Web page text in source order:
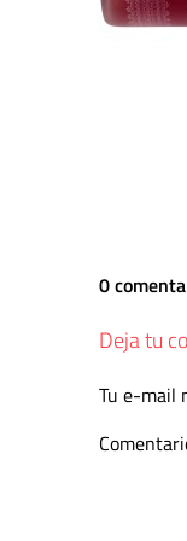
0
Deja tu
Tu e-mail